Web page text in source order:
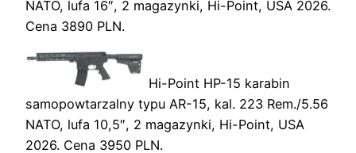
NATO, lufa 16″, 2 magazynki, Hi-Point, USA 2026.
Cena 3890 PLN.
Hi-Point HP-15 karabin
samopowtarzalny typu AR-15, kal. 223 Rem./5.56
NATO, lufa 10,5″, 2 magazynki, Hi-Point, USA
2026. Cena 3950 PLN.